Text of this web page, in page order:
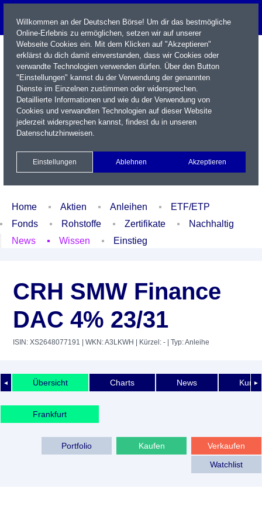
Name / WKN / ISIN / Kürzel
Xetra Realtime
Watchlist Portfolio Login
Home Aktien Anleihen
ETF/ETP
Fonds
Rohstoffe Zertifikate
Nachhaltig
News
Wissen Einstieg
CRH SMW Finance
DAC 4% 23/31
ISIN: XS2648077191 | WKN: A3LKWH | Kürzel: - | Typ: Anleihe
◄ ►
Übersicht Charts News
Frankfurt
Verkaufen
Kaufen
Portfolio
Watchlist
Willkommen an der Deutschen Börse! Um dir das bestmögliche
Online-Erlebnis zu ermöglichen, setzen wir auf unserer
Webseite Cookies ein. Mit dem Klicken auf "Akzeptieren"
erklärst du dich damit einverstanden, dass wir Cookies oder
verwandte Technologien verwenden dürfen. Über den Button
"Einstellungen" kannst du der Verwendung der genannten
Dienste im Einzelnen zustimmen oder widersprechen.
Detaillierte Informationen und wie du der Verwendung von
Cookies und verwandten Technologien auf dieser Website
jederzeit widersprechen kannst, findest du in unseren
Datenschutzhinweisen.
Einstellungen Ablehnen Akzeptieren